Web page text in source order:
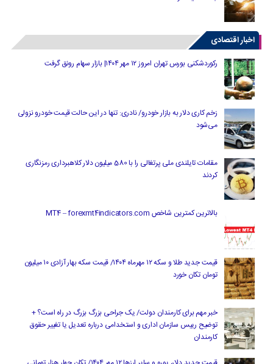
اخبار اقتصادی
رکوردشکنی بورس تهران امروز ۱۲ مهر ۱۴۰۴| بازار سهام رونق گرفت
زخم کاری دلار به بازار خودرو/ نادری: تنها در این حالت قیمت خودرو نزولی
می‌شود
مقامات تایلندی ملی پرتغالی را با 580 میلیون دلار کلاهبرداری رمزنگاری
کردند
بالاترین کمترین شاخص MT4 – forexmt4indicators.com
قیمت جدید طلا و سکه ۱۲ مهرماه ۱۴۰۴/ قیمت سکه بهار آزادی ۱۰ میلیون
تومان تکان خورد
خبر مهم برای کارمندان دولت/ یک جراحی بزرگ بزرگ در راه است؟ +
توضیح رییس سازمان اداری و استخدامی درباره تعدیل یا تغییر حقوق
کارمندان